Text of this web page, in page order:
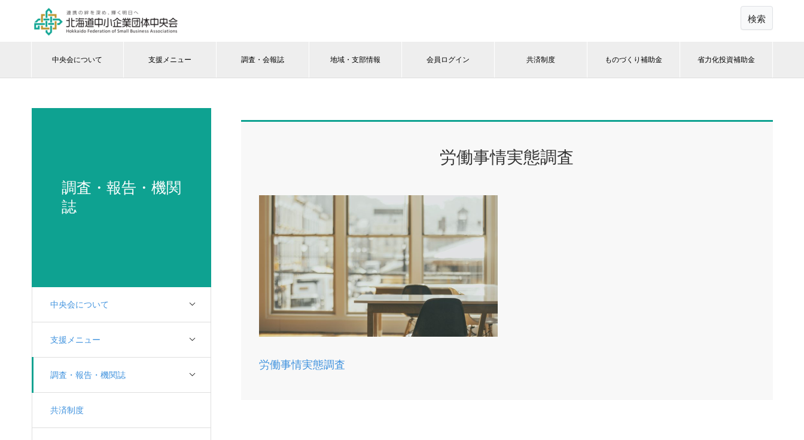
検索
中央会について 支援メニュー 調査・会報誌 地域・支部情報 会員ログイン 共済制度 ものづくり補助金 省力化投資補助金
調査・報告・機関
誌
中央会について
支援メニュー
調査・報告・機関誌
共済制度
労働事情実態調査
労働事情実態調査